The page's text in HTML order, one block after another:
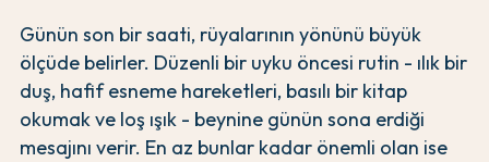
Günün son bir saati, rüyalarının yönünü büyük
ölçüde belirler. Düzenli bir uyku öncesi rutin - ılık bir
duş, hafif esneme hareketleri, basılı bir kitap
okumak ve loş ışık - beynine günün sona erdiği
mesajını verir. En az bunlar kadar önemli olan ise